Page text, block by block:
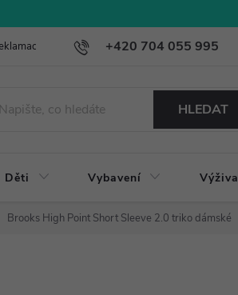
+420 704 055 995
HLEDAT
Děti Vybavení Výživa
Brooks High Point Short Sleeve 2.0 triko dámské